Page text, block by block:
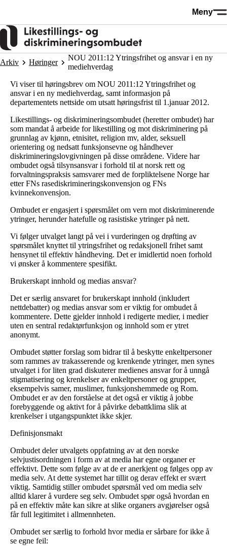
Meny
Arkiv Høringer
NOU 2011:12 Ytringsfrihet og ansvar i en ny
mediehverdag
Vi viser til høringsbrev om NOU 2011:12 Ytringsfrihet og
ansvar i en ny mediehverdag, samt informasjon på
departementets nettside om utsatt høringsfrist til 1.januar 2012.
Likestillings- og diskrimineringsombudet (heretter ombudet) har
som mandat å arbeide for likestilling og mot diskriminering på
grunnlag av kjønn, etnisitet, religion mv, alder, seksuell
orientering og nedsatt funksjonsevne og håndhever
diskrimineringslovgivningen på disse områdene. Videre har
ombudet også tilsynsansvar i forhold til at norsk rett og
forvaltningspraksis samsvarer med de forpliktelsene Norge har
etter FNs rasediskrimineringskonvensjon og FNs
kvinnekonvensjon.
Ombudet er engasjert i spørsmålet om vern mot diskriminerende
ytringer, herunder hatefulle og rasistiske ytringer på nett.
Vi følger utvalget langt på vei i vurderingen og drøfting av
spørsmålet knyttet til ytringsfrihet og redaksjonell frihet samt
hensynet til effektiv håndheving. Det er imidlertid noen forhold
vi ønsker å kommentere spesifikt.
Brukerskapt innhold og medias ansvar?
Det er særlig ansvaret for brukerskapt innhold (inkludert
nettdebatter) og medias ansvar som er viktig for ombudet å
kommentere. Dette gjelder innhold i redigerte medier, i medier
uten en sentral redaktørfunksjon og innhold som er ytret
anonymt.
Ombudet støtter forslag som bidrar til å beskytte enkeltpersoner
som rammes av trakasserende og krenkende ytringer, men synes
utvalget i for liten grad diskuterer medienes ansvar for å unngå
stigmatisering og krenkelser av enkeltpersoner og grupper,
eksempelvis samer, muslimer, funksjonshemmede og Rom.
Ombudet er av den forståelse at det også er viktig å jobbe
forebyggende og aktivt for å påvirke debattklima slik at
krenkelser i utgangspunktet ikke skjer.
Definisjonsmakt
Ombudet deler utvalgets oppfatning av at den norske
selvjustisordningen i form av at media har egne organer er
effektivt. Dette som følge av at de er anerkjent og følges opp av
media selv. At dette systemet har tillit og derav effekt er svært
viktig. Samtidig stiller ombudet spørsmål ved om media selv
alltid klarer å vurdere seg selv. Ombudet spør også hvordan en
på en effektiv måte kan sikre at slike organers avgjørelser også
får full legitimitet i allmennheten.
Ombudet ser særlig to forhold hvor media er sårbare for ikke å
se egne feil: